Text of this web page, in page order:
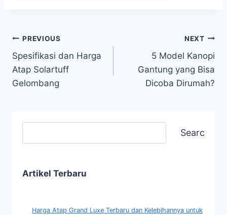
PREVIOUS
Spesifikasi dan Harga
Atap Solartuff
Gelombang
NEXT
5 Model Kanopi
Gantung yang Bisa
Dicoba Dirumah?
Search
Artikel Terbaru
Harga Atap Grand Luxe Terbaru dan Kelebihannya untuk